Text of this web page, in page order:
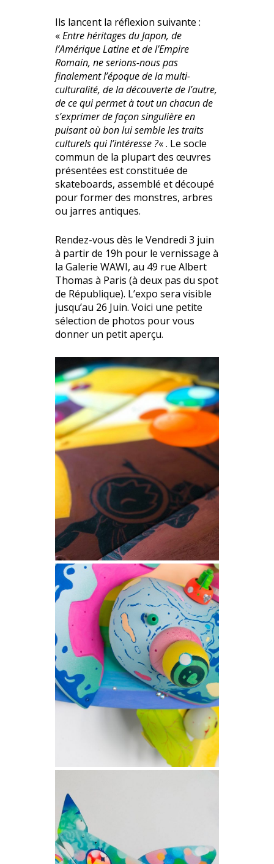
Ils lancent la réflexion suivante :
«Entre héritages du Japon, de
l’Amérique Latine et de l’Empire
Romain, ne serions-nous pas
finalement l’époque de la multi-
culturalité, de la découverte de l’autre,
de ce qui permet à tout un chacun de
s’exprimer de façon singulière en
puisant où bon lui semble les traits
culturels qui l’intéresse ?« . Le socle
commun de la plupart des œuvres
présentées est constituée de
skateboards, assemblé et découpé
pour former des monstres, arbres
ou jarres antiques.
Rendez-vous dès le Vendredi 3 juin
à partir de 19h pour le vernissage à
la Galerie WAWI, au 49 rue Albert
Thomas à Paris (à deux pas du spot
de République). L’expo sera visible
jusqu’au 26 Juin. Voici une petite
sélection de photos pour vous
donner un petit aperçu.